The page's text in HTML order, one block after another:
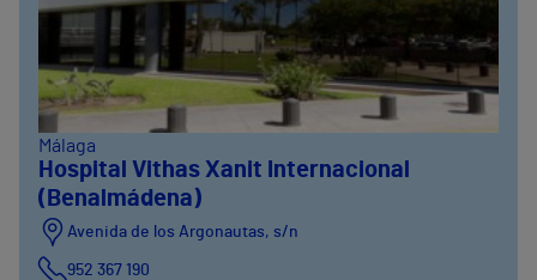
Málaga
Hospital Vithas Xanit Internacional
(Benalmádena)
Avenida de los Argonautas, s/n
952 367 190